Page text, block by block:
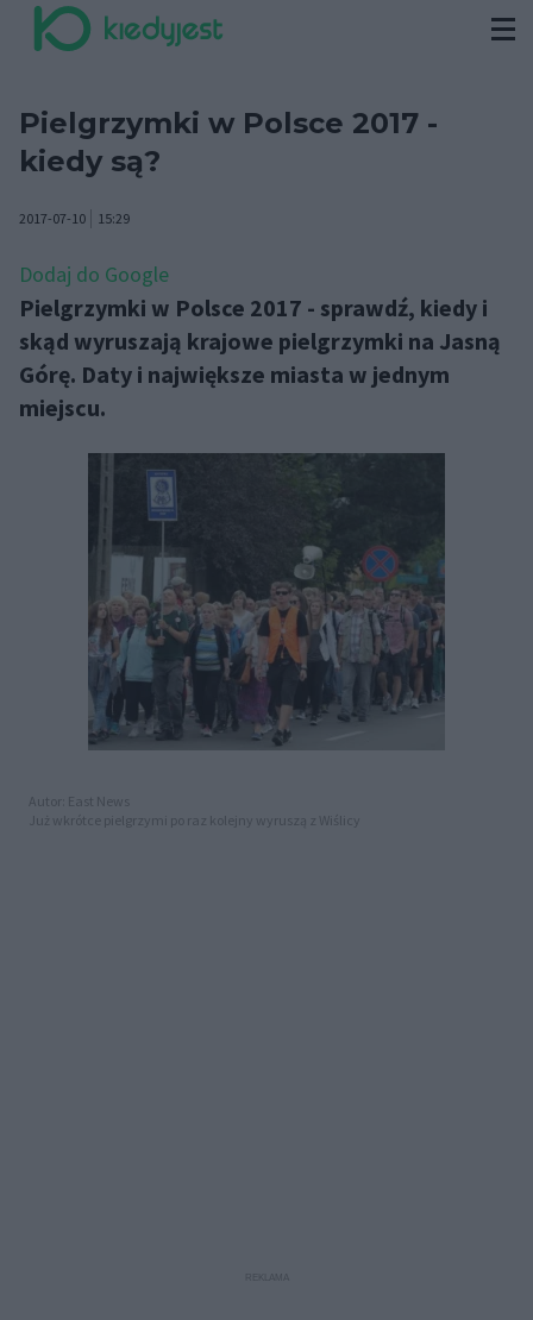
Pielgrzymki w Polsce 2017 -
kiedy są?
2017-07-10 15:29
Dodaj do Google
Pielgrzymki w Polsce 2017 - sprawdź, kiedy i
skąd wyruszają krajowe pielgrzymki na Jasną
Górę. Daty i największe miasta w jednym
miejscu.
Autor: East News
Już wkrótce pielgrzymi po raz kolejny wyruszą z Wiślicy